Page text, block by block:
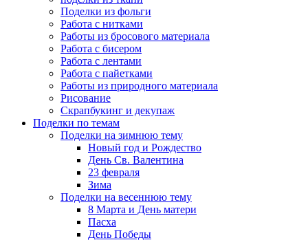
Поделки из фольги
Работа с нитками
Работы из бросового материала
Работа с бисером
Работа с лентами
Работа с пайетками
Работы из природного материала
Рисование
Скрапбукинг и декупаж
Поделки по темам
Поделки на зимнюю тему
Новый год и Рождество
День Св. Валентина
23 февраля
Зима
Поделки на весеннюю тему
8 Марта и День матери
Пасха
День Победы